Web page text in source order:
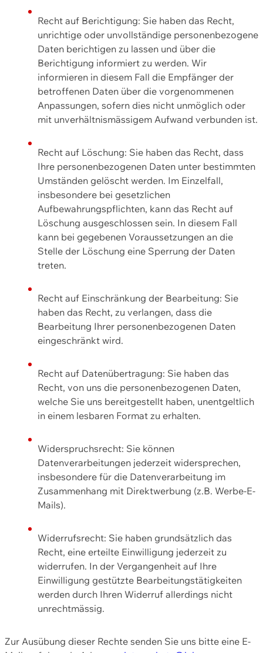
Recht auf Berichtigung: Sie haben das Recht,
unrichtige oder unvollständige personenbezogene
Daten berichtigen zu lassen und über die
Berichtigung informiert zu werden. Wir
informieren in diesem Fall die Empfänger der
betroffenen Daten über die vorgenommenen
Anpassungen, sofern dies nicht unmöglich oder
mit unverhältnismässigem Aufwand verbunden ist.
Recht auf Löschung: Sie haben das Recht, dass
Ihre personenbezogenen Daten unter bestimmten
Umständen gelöscht werden. Im Einzelfall,
insbesondere bei gesetzlichen
Aufbewahrungspflichten, kann das Recht auf
Löschung ausgeschlossen sein. In diesem Fall
kann bei gegebenen Voraussetzungen an die
Stelle der Löschung eine Sperrung der Daten
treten.
Recht auf Einschränkung der Bearbeitung: Sie
haben das Recht, zu verlangen, dass die
Bearbeitung Ihrer personenbezogenen Daten
eingeschränkt wird.
Recht auf Datenübertragung: Sie haben das
Recht, von uns die personenbezogenen Daten,
welche Sie uns bereitgestellt haben, unentgeltlich
in einem lesbaren Format zu erhalten.
Widerspruchsrecht: Sie können
Datenverarbeitungen jederzeit widersprechen,
insbesondere für die Datenverarbeitung im
Zusammenhang mit Direktwerbung (z.B. Werbe-E-
Mails).
Widerrufsrecht: Sie haben grundsätzlich das
Recht, eine erteilte Einwilligung jederzeit zu
widerrufen. In der Vergangenheit auf Ihre
Einwilligung gestützte Bearbeitungstätigkeiten
werden durch Ihren Widerruf allerdings nicht
unrechtmässig.
Zur Ausübung dieser Rechte senden Sie uns bitte eine E-